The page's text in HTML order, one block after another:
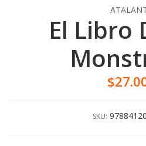
El Libro
SKU: